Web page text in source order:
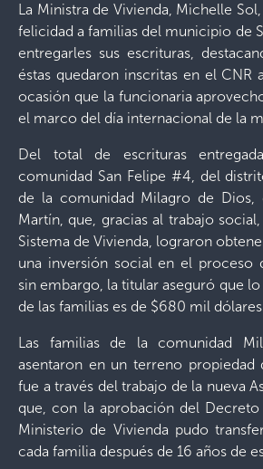
La Ministra de Vivienda, Michelle
felicidad a familias del municipio de
entregarles sus escrituras,
éstas quedaron inscritas en el CNR
ocasión que la funcionaria
el marco del día internacional de la
Del total de escrituras
comunidad San Felipe #4, del
de la comunidad Milagro de Dios,
Martín, que, gracias al trabajo
Sistema de Vivienda, lograron
una inversión social en el proceso
sin embargo, la titular aseguró que
de las familias es de $680 mil
Las familias de la comunidad
asentaron en un terreno propiedad
fue a través del trabajo de la nueva
que, con la aprobación del
Ministerio de Vivienda pudo
cada familia después de 16 años de